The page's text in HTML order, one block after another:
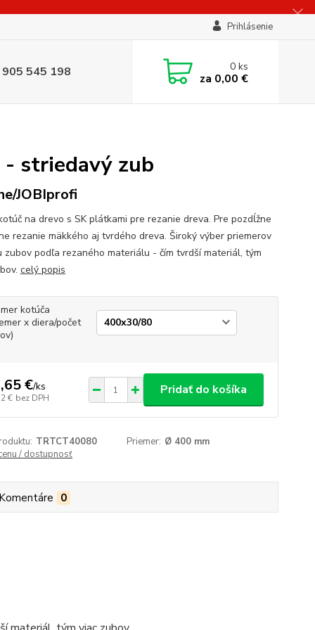
Prihlásenie
545 198 0ks
za 0,00 €
striedavý zub
JOBIprofi
na drevo s SK plátkami pre rezanie dreva. Pre pozdĺžne
rezanie mäkkého aj tvrdého dreva. Široký výber priemerov
zubov podľa rezaného materiálu - čím tvrdší materiál, tým
celý popis
kotúča
x diera/počet
€/ks
€ bez DPH
Pridať do košíka
TRTCT40080 Priemer: Ø 400 mm
/ dostupnosť
0